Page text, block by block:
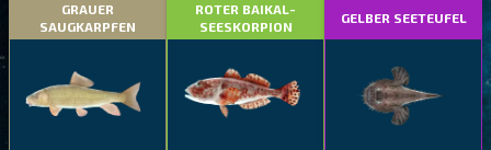
GRAUER
SAUGKARPFEN
ROTER BAIKAL-
SEESKORPION
GELBER SEETEUFEL